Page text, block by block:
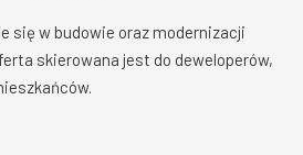
się w budowie oraz modernizacji
skierowana jest do deweloperów,